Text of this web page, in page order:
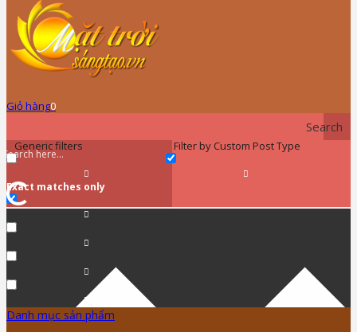
Giỏ hàng0
Search
Generic filters
Exact matches only
Filter by Custom Post Type
Danh mục sản phẩm